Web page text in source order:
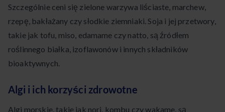
Szczególnie ceni się zielone warzywa liściaste, marchew,
rzepę, bakłażany czy słodkie ziemniaki. Soja i jej przetwory,
takie jak tofu, miso, edamame czy natto, są źródłem
roślinnego białka, izoflawonów i innych składników
bioaktywnych.
Algi i ich korzyści zdrowotne
Algi morskie, takie jak nori, kombu czy wakame, są